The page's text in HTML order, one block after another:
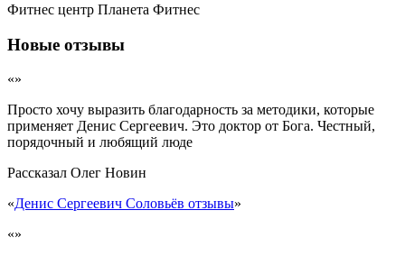
Фитнес центр Планета Фитнес
Новые отзывы
«»
Просто хочу выразить благодарность за методики, которые
применяет Денис Сергеевич. Это доктор от Бога. Честный,
порядочный и любящий люде
Рассказал Олег Новин
«Денис Сергеевич Соловьёв отзывы»
«»